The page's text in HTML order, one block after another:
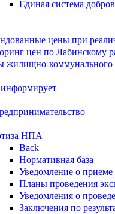
Единая система
цены при
цен по Лабинскому
жилищно-коммунального
НПА
Back
Нормативная база
Уведомление о
Планы проведения
Уведомления о
Заключения по